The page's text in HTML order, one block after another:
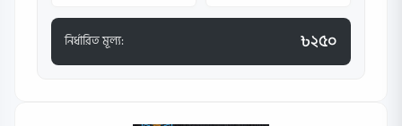
নির্ধারিত মূল্য: ৳২৫০